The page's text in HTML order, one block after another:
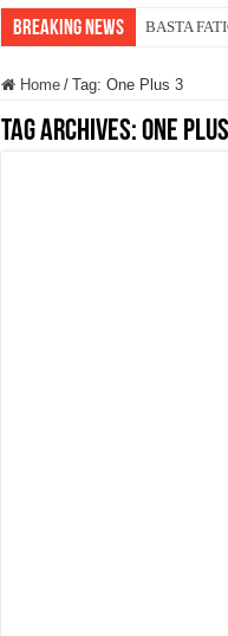
Breaking News BASTA
Dashcam
Home / Tag: One Plus 3
Tag Archives:One